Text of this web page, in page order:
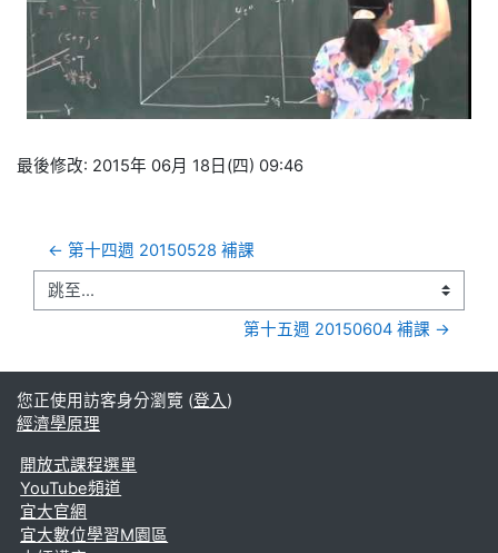
视
频
最後修改: 2015年 06月 18日(四) 09:46
← 第十四週 20150528 補課
跳至...
第十五週 20150604 補課 →
您正使用訪客身分瀏覽 (登入)
經濟學原理
開放式課程選單
YouTube頻道
宜大官網
宜大數位學習M園區